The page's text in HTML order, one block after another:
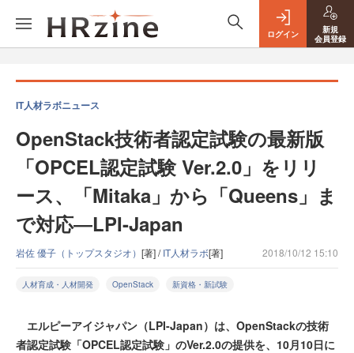
ログイン
新規
会員登録
IT人材ラボニュース
OpenStack技術者認定試験の最新版
「OPCEL認定試験 Ver.2.0」をリリ
ース、「Mitaka」から「Queens」ま
で対応―LPI-Japan
岩佐 優子（トップスタジオ） [著] /IT人材ラボ[著] 2018/10/12 15:10
人材育成・人材開発 OpenStack 新資格・新試験
エルピーアイジャパン（LPI-Japan）は、OpenStackの技術
者認定試験「OPCEL認定試験」のVer.2.0の提供を、10月10日に